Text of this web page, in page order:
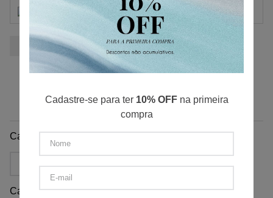
sem juros.
R$ 49,75
sem juros.
R$ 33,16 sem juros.
R$ 99,50
Avaliações
Carregando…
Mais recentes Todos
Carregando avaliações…
Cadastre-se para ter 10% OFFna primeira
compra